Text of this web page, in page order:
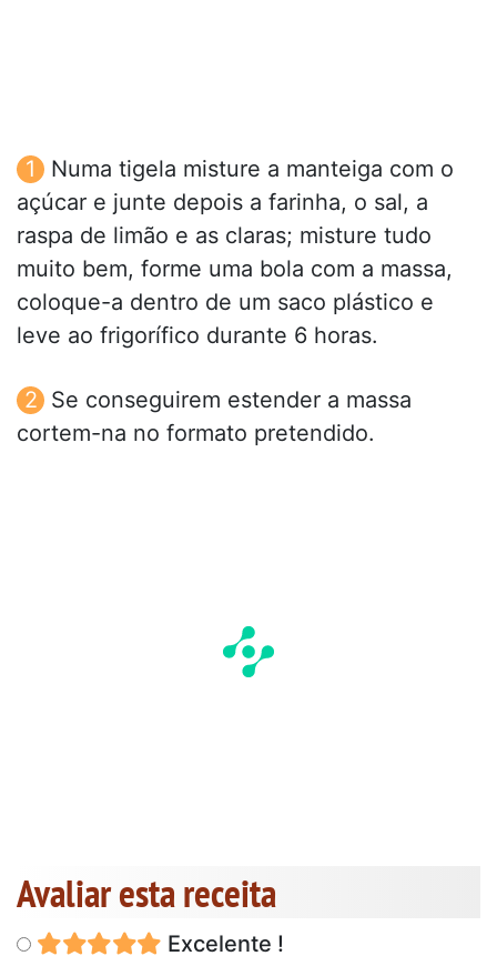
Numa tigela misture a manteiga com o
açúcar e junte depois a farinha, o sal, a
raspa de limão e as claras; misture tudo
muito bem, forme uma bola com a massa,
coloque-a dentro de um saco plástico e
leve ao frigorífico durante 6 horas.
Se conseguirem estender a massa
cortem-na no formato pretendido.
Avaliar esta receita
Excelente !